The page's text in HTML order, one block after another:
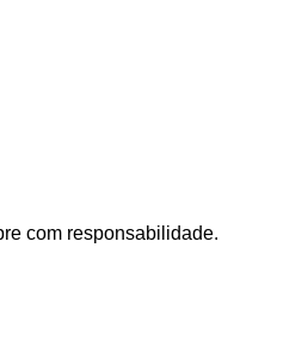
com responsabilidade.